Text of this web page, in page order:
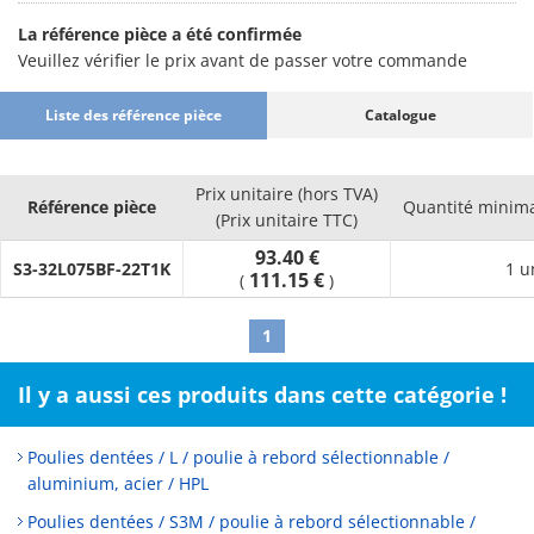
La référence pièce a été confirmée
Veuillez vérifier le prix avant de passer votre commande
Liste des référence pièce Catalogue
Référence pièce
Prix unitaire (hors TVA)
(Prix unitaire TTC)
Quantité
S3-32L075BF-22T1K 93.40 €
( 111.15 € )
1
1
Il y a aussi ces produits dans cette catégorie !
Poulies dentées / L / poulie à rebord sélectionnable /
aluminium, acier / HPL
Poulies dentées / S3M / poulie à rebord sélectionnable /